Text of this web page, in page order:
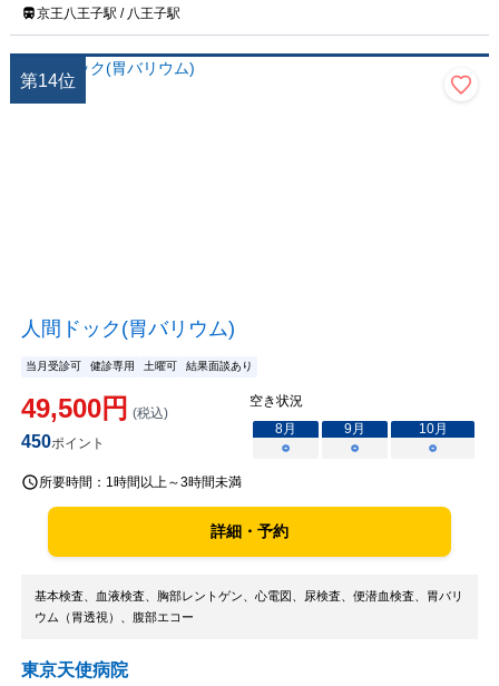
京王八王子駅 / 八王子駅
第14位
人間ドック(胃バリウム)
当月受診可 健診専用 土曜可 結果面談あり
49,500円 (税込)
450ポイント
空き状況
8月 9月 10月
○
○ ○
所要時間： 1時間以上～3時間未満
詳細・予約
基本検査、血液検査、胸部レントゲン、心電図、尿検査、便潜血検査、胃バリ
ウム（胃透視）、腹部エコー
東京天使病院